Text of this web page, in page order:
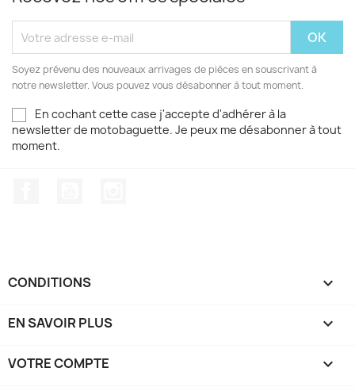
Soyez prévenu des nouveaux arrivages de pièces en souscrivant à
notre newsletter. Vous pouvez vous désabonner à tout moment.
En cochant cette case j'accepte d'adhérer à la
newsletter de motobaguette. Je peux me désabonner à tout
moment.
CONDITIONS 
EN SAVOIR PLUS 
VOTRE COMPTE 